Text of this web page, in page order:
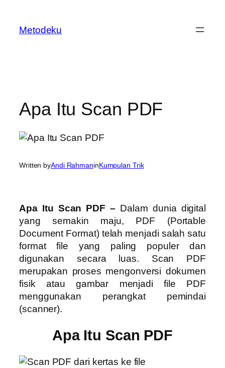
content
Metodeku
Apa Itu Scan PDF
Written byAndi RahmaninKumpulan Trik
Apa Itu Scan PDF – Dalam dunia digital
yang semakin maju, PDF (Portable
Document Format) telah menjadi salah satu
format file yang paling populer dan
digunakan secara luas. Scan PDF
merupakan proses mengonversi dokumen
fisik atau gambar menjadi file PDF
menggunakan perangkat pemindai
(scanner).
Apa Itu Scan PDF